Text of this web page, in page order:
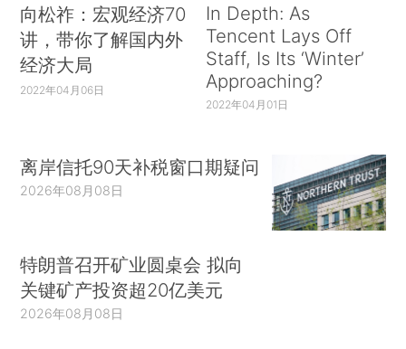
向松祚：宏观经济70
讲，带你了解国内外
经济大局
2022年04月06日
In Depth: As
Tencent Lays Off
Staff, Is Its ‘Winter’
Approaching?
2022年04月01日
离岸信托90天补税窗口期疑问
2026年08月08日
特朗普召开矿业圆桌会 拟向
关键矿产投资超20亿美元
2026年08月08日